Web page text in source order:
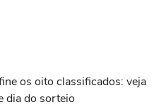
os oito classificados: veja
dia do sorteio